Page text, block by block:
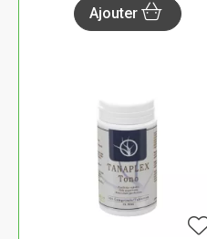
Ajouter